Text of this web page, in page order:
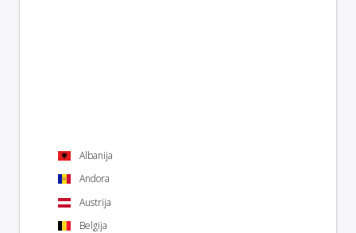
Albanija
Andora
Austrija
Belgija